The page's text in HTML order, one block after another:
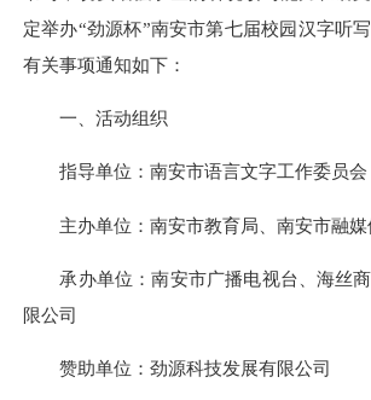
定举办“劲源杯”南安市第七届校园汉字听
有关事项通知如下：
一、活动组织
指导单位：南安市语言文字工作委员会
主办单位：南安市教育局、南安市融媒
承办单位：南安市广播电视台、海丝商
限公司
赞助单位：劲源科技发展有限公司